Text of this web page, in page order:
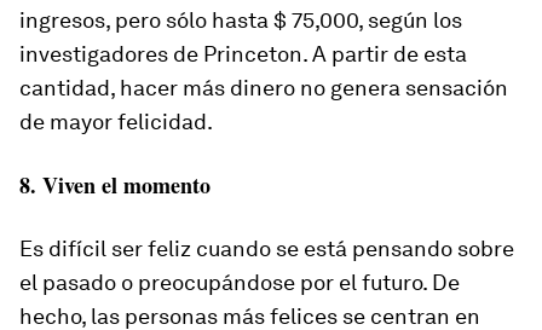
ingresos, pero sólo hasta $ 75,000, según los
investigadores de Princeton. A partir de esta
cantidad, hacer más dinero no genera sensación
de mayor felicidad.
8. Viven el momento
Es difícil ser feliz cuando se está pensando sobre
el pasado o preocupándose por el futuro. De
hecho, las personas más felices se centran en